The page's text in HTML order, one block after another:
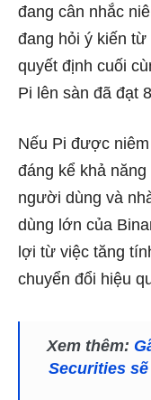
đang cân nhắc
đang hỏi ý kiến
quyết định cuối
Pi lên sàn đã đạt
Nếu Pi được
đáng kể khả năng
người dùng và
dùng lớn của
lợi từ việc tăng
chuyển đổi hiệu
Xem thêm:
Securities